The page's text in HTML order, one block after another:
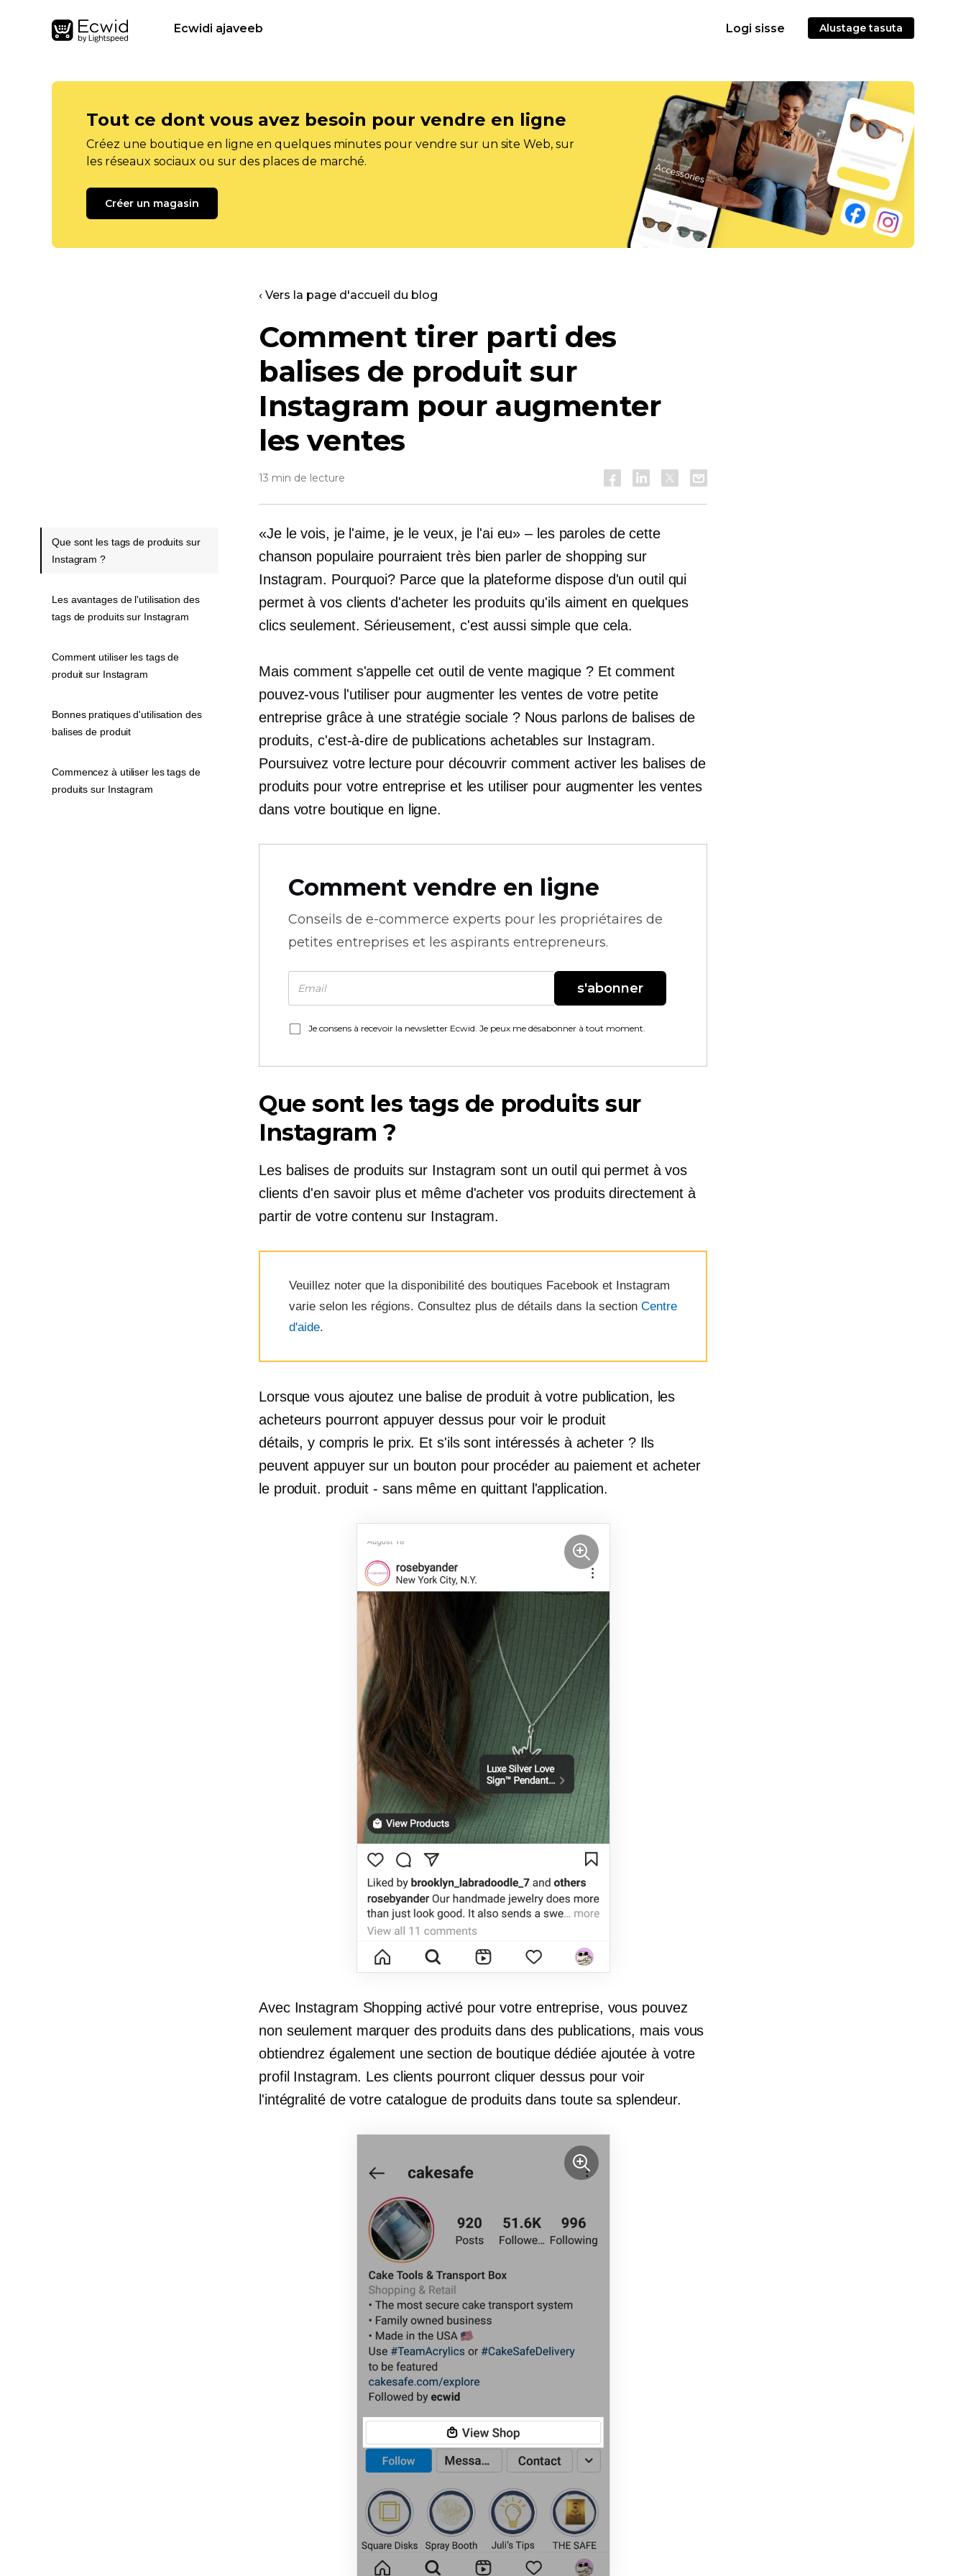
Ecwidi ajaveeb Logi sisse Alustage tasuta
Tout ce dont vous avez besoin pour vendre en ligne
Créez une boutique en ligne en quelques minutes pour vendre sur un site Web, sur
les réseaux sociaux ou sur des places de marché.
Créer un magasin
‹ Vers la page d'accueil du blog
Comment tirer parti des
balises de produit sur
Instagram pour augmenter
les ventes
13 min de lecture
«Je le vois, je l'aime, je le veux, je l'ai eu» – les paroles de cette
chanson populaire pourraient très bien parler de shopping sur
Instagram. Pourquoi? Parce que la plateforme dispose d'un outil qui
permet à vos clients d'acheter les produits qu'ils aiment en quelques
clics seulement. Sérieusement, c'est aussi simple que cela.
Mais comment s'appelle cet outil de vente magique ? Et comment
pouvez-vous l'utiliser pour augmenter les ventes de votre petite
entreprise grâce à une stratégie sociale ? Nous parlons de balises de
produits, c'est-à-dire de publications achetables sur Instagram.
Poursuivez votre lecture pour découvrir comment activer les balises de
produits pour votre entreprise et les utiliser pour augmenter les ventes
dans votre boutique en ligne.
Comment vendre en ligne
Conseils de e-commerce experts pour les propriétaires de
petites entreprises et les aspirants entrepreneurs.
s'abonner
Je consens à recevoir la newsletter Ecwid. Je peux me désabonner à tout moment.
Que sont les tags de produits sur
Instagram ?
Les balises de produits sur Instagram sont un outil qui permet à vos
clients d'en savoir plus et même d'acheter vos produits directement à
partir de votre contenu sur Instagram.
Veuillez noter que la disponibilité des boutiques Facebook et Instagram
varie selon les régions. Consultez plus de détails dans la section Centre
d'aide.
Lorsque vous ajoutez une balise de produit à votre publication, les
acheteurs pourront appuyer dessus pour voir le produit
détails, y compris le prix. Et s'ils sont intéressés à acheter ? Ils
peuvent appuyer sur un bouton pour procéder au paiement et acheter
le produit. produit - sansmême en quittant l'application.
Avec Instagram Shopping activé pour votre entreprise, vous pouvez
non seulement marquer des produits dans des publications, mais vous
obtiendrez également une section de boutique dédiée ajoutée à votre
profil Instagram. Les clients pourront cliquer dessus pour voir
l'intégralité de votre catalogue de produits dans toute sa splendeur.
Que sont les tags de produits sur
Instagram ?
Les avantages de l'utilisation des
tags de produits sur Instagram
Comment utiliser les tags de
produit sur Instagram
Bonnes pratiques d'utilisation des
balises de produit
Commencez à utiliser les tags de
produits sur Instagram